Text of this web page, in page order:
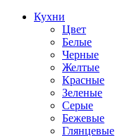
Кухни
Цвет
Белые
Черные
Желтые
Красные
Зеленые
Серые
Бежевые
Глянцевые